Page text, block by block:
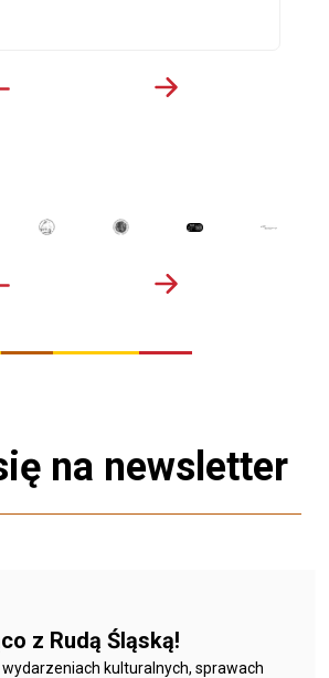
na newsletter
z Rudą Śląską!
kulturalnych, sprawach